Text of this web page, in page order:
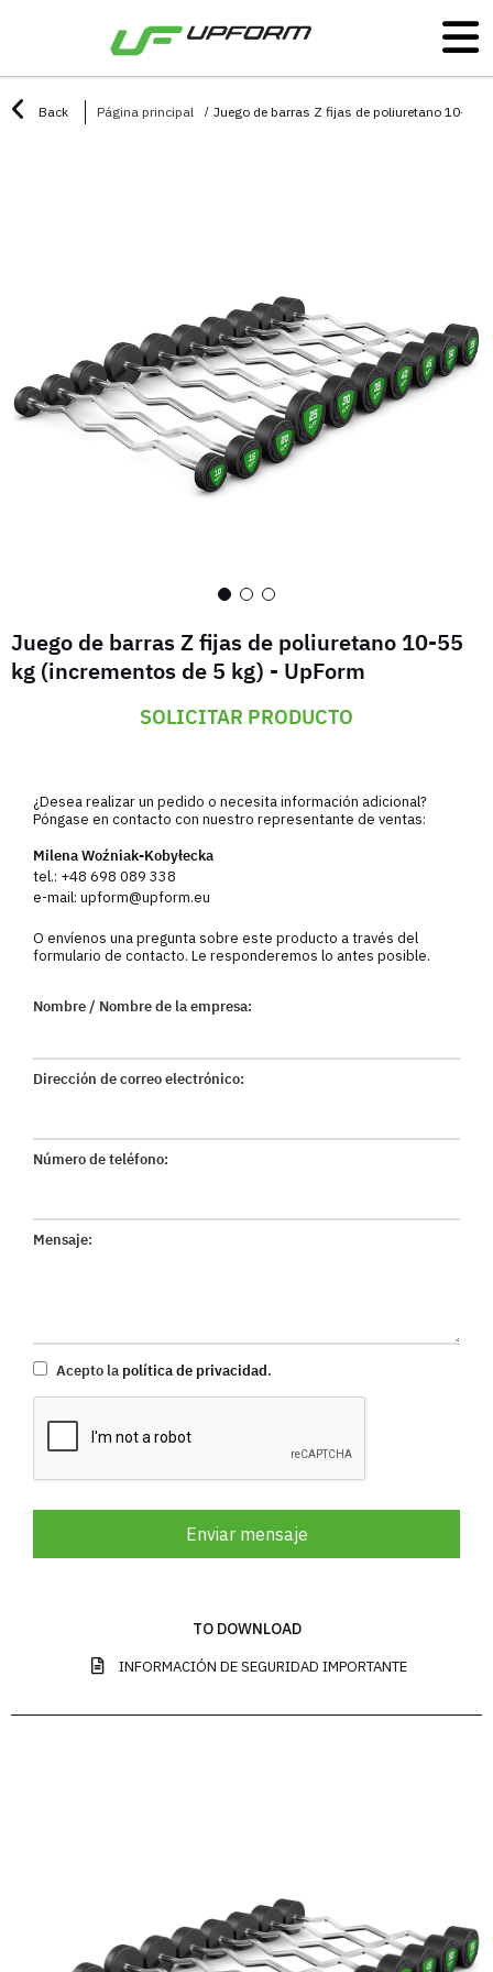
Back Página principal Juego de barras Z fijas de poliuretano 10-55
Juego de barras Z fijas de poliuretano 10-55
kg (incrementos de 5 kg) - UpForm
SOLICITAR PRODUCTO
¿Desea realizar un pedido o necesita información adicional?
Póngase en contacto con nuestro representante de ventas:
Milena Woźniak-Kobyłecka
tel.: +48 698 089 338
e-mail: upform@upform.eu
O envíenos una pregunta sobre este producto a través del
formulario de contacto. Le responderemos lo antes posible.
Nombre / Nombre de la empresa:
Dirección de correo electrónico:
Número de teléfono:
Mensaje:
Acepto la política de privacidad.
Enviar mensaje
TO DOWNLOAD
INFORMACIÓN DE SEGURIDAD IMPORTANTE